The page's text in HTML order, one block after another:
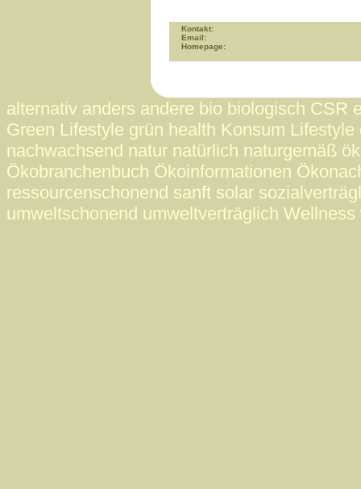
Kontakt:
Email:
Homepage:
alternativ anders andere bio biologisch CSR
Green Lifestyle grün health Konsum
nachwachsend natur natürlich naturgemäß
Ökobranchenbuch Ökoinformationen
ressourcenschonend sanft solar
umweltschonend umweltverträglich